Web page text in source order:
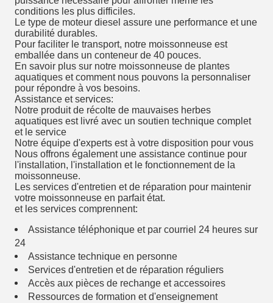
conditions les plus difficiles.
Le type de moteur diesel assure une performance et une
durabilité durables.
Pour faciliter le transport, notre moissonneuse est
emballée dans un conteneur de 40 pouces.
En savoir plus sur notre moissonneuse de plantes
aquatiques et comment nous pouvons la personnaliser
pour répondre à vos besoins.
Assistance et services:
Notre produit de récolte de mauvaises herbes
aquatiques est livré avec un soutien technique complet
et le service
Notre équipe d'experts est à votre disposition pour vous
Nous offrons également une assistance continue pour
l'installation, l'installation et le fonctionnement de la
moissonneuse.
Les services d'entretien et de réparation pour maintenir
votre moissonneuse en parfait état.
et les services comprennent:
Assistance téléphonique et par courriel 24 heures sur
24
Assistance technique en personne
Services d'entretien et de réparation réguliers
Accès aux pièces de rechange et accessoires
Ressources de formation et d'enseignement